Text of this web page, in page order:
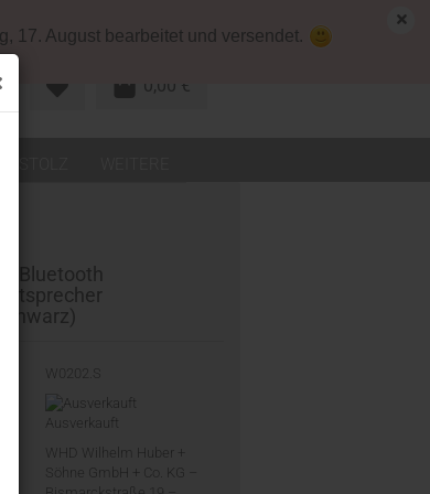
0,00 €
17. August bearbeitet und versendet.
Bluetooth
W0202.S
Ausverkauft
WHD Wilhelm Huber +
Söhne GmbH + Co. KG –